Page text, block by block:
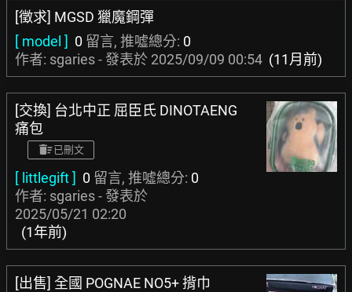
[徵求] MGSD 獵魔鋼彈
[ model ] 0 留言, 推噓總分: 0
作者: sgaries - 發表於 2025/09/09 00:54 (11月前)
[交換] 台北中正 屈臣氏 DINOTAENG
痛包
已刪文
[ littlegift ] 0 留言, 推噓總分: 0
作者: sgaries - 發表於
2025/05/21 02:20
(1年前)
[出售] 全國 POGNAE NO5+ 揹巾